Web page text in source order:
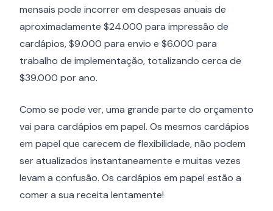
mensais pode incorrer em despesas anuais de
aproximadamente $24.000 para impressão de
cardápios, $9.000 para envio e $6.000 para
trabalho de implementação, totalizando cerca de
$39.000 por ano.
Como se pode ver, uma grande parte do orçamento
vai para cardápios em papel. Os mesmos cardápios
em papel que carecem de flexibilidade, não podem
ser atualizados instantaneamente e muitas vezes
levam a confusão. Os cardápios em papel estão a
comer a sua receita lentamente!